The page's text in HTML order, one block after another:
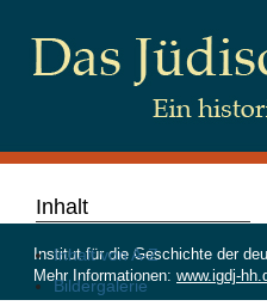
Inhalt
Inhalt von A-Z
Bildergalerie
Institut für die Geschichte der
Mehr Informationen: www.igdj-